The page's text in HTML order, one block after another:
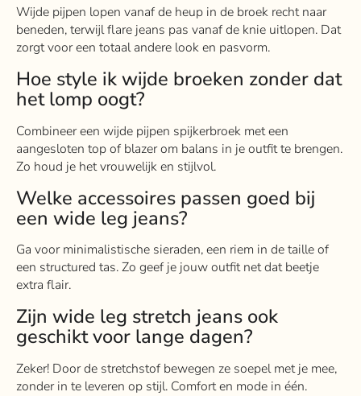
Wijde pijpen lopen vanaf de heup in de broek recht naar
beneden, terwijl flare jeans pas vanaf de knie uitlopen. Dat
zorgt voor een totaal andere look en pasvorm.
Hoe style ik wijde broeken zonder dat
het lomp oogt?
Combineer een wijde pijpen spijkerbroek met een
aangesloten top of blazer om balans in je outfit te brengen.
Zo houd je het vrouwelijk en stijlvol.
Welke accessoires passen goed bij
een wide leg jeans?
Ga voor minimalistische sieraden, een riem in de taille of
een structured tas. Zo geef je jouw outfit net dat beetje
extra flair.
Zijn wide leg stretch jeans ook
geschikt voor lange dagen?
Zeker! Door de stretchstof bewegen ze soepel met je mee,
zonder in te leveren op stijl. Comfort en mode in één.